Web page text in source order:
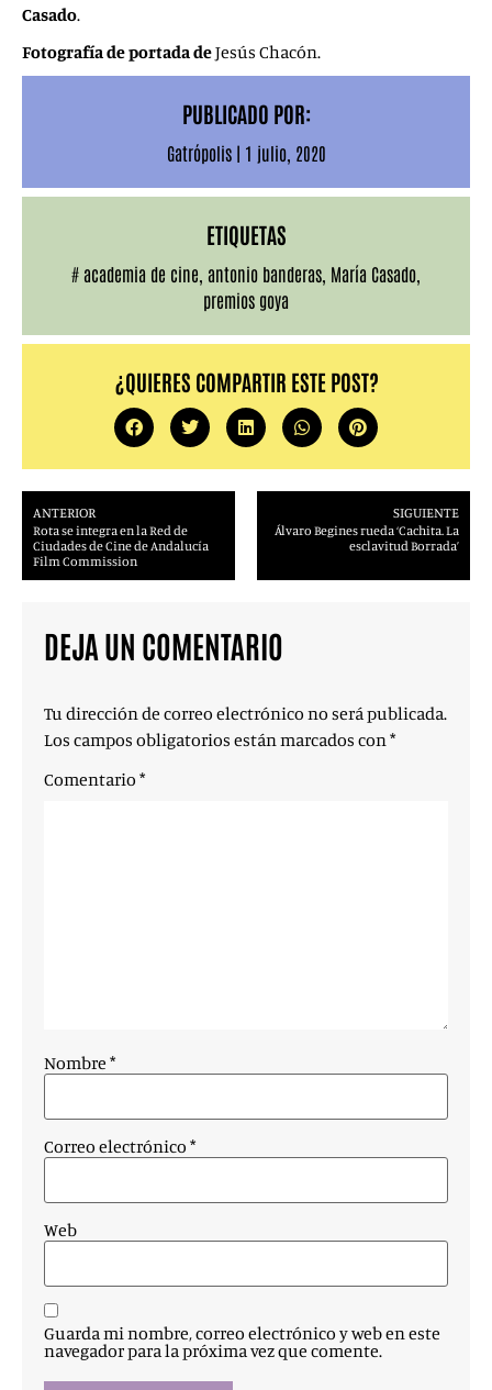
Casado.
Fotografía de portada deJesús Chacón.
PUBLICADO POR:
Gatrópolis | 1 julio, 2020
ETIQUETAS
# academia de cine antonio banderas María Casado
premios goya
¿QUIERES COMPARTIR ESTE POST?
ANTERIOR
Rota se integra en la Red de
Ciudades de Cine de Andalucía
Film Commission
SIGUIENTE
Álvaro Begines rueda ‘Cachita. La
esclavitud Borrada’
DEJA UN COMENTARIO
Tu dirección de correo electrónico no será publicada.
Los campos obligatorios están marcados con*
Comentario *
Nombre *
Correo electrónico *
Web
Guarda mi nombre, correo electrónico y web en este
navegador para la próxima vez que comente.